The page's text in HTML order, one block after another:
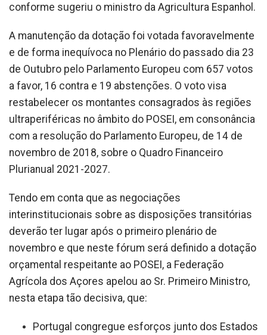
conforme sugeriu o ministro da Agricultura Espanhol.
A manutenção da dotação foi votada favoravelmente
e de forma inequívoca no Plenário do passado dia 23
de Outubro pelo Parlamento Europeu com 657 votos
a favor, 16 contra e 19 abstenções. O voto visa
restabelecer os montantes consagrados às regiões
ultraperiféricas no âmbito do POSEI, em consonância
com a resolução do Parlamento Europeu, de 14 de
novembro de 2018, sobre o Quadro Financeiro
Plurianual 2021-2027.
Tendo em conta que as negociações
interinstitucionais sobre as disposições transitórias
deverão ter lugar após o primeiro plenário de
novembro e que neste fórum será definido a dotação
orçamental respeitante ao POSEI, a Federação
Agrícola dos Açores apelou ao Sr. Primeiro Ministro,
nesta etapa tão decisiva, que:
Portugal congregue esforços junto dos Estados